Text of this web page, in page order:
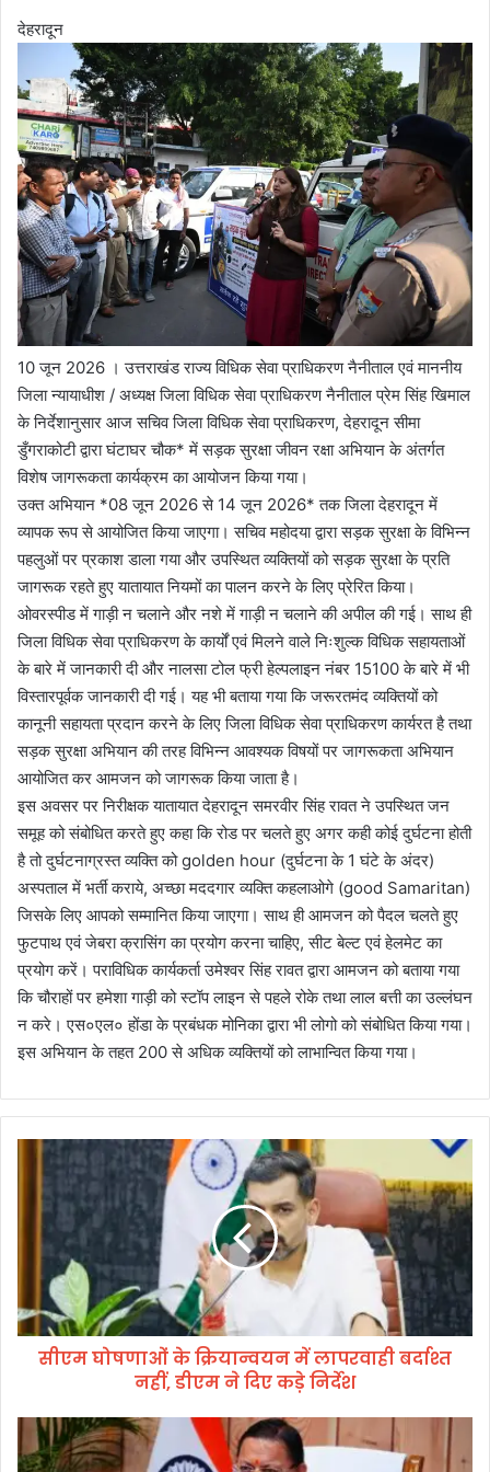
देहरादून
10 जून 2026 । उत्तराखंड राज्य विधिक सेवा प्राधिकरण नैनीताल एवं माननीय
जिला न्यायाधीश / अध्यक्ष जिला विधिक सेवा प्राधिकरण नैनीताल प्रेम सिंह खिमाल
के निर्देशानुसार आज सचिव जिला विधिक सेवा प्राधिकरण, देहरादून सीमा
डुँगराकोटी द्वारा घंटाघर चौक* में सड़क सुरक्षा जीवन रक्षा अभियान के अंतर्गत
विशेष जागरूकता कार्यक्रम का आयोजन किया गया।
उक्त अभियान *08 जून 2026 से 14 जून 2026* तक जिला देहरादून में
व्यापक रूप से आयोजित किया जाएगा। सचिव महोदया द्वारा सड़क सुरक्षा के विभिन्न
पहलुओं पर प्रकाश डाला गया और उपस्थित व्यक्तियों को सड़क सुरक्षा के प्रति
जागरूक रहते हुए यातायात नियमों का पालन करने के लिए प्रेरित किया।
ओवरस्पीड में गाड़ी न चलाने और नशे में गाड़ी न चलाने की अपील की गई। साथ ही
जिला विधिक सेवा प्राधिकरण के कार्यों एवं मिलने वाले निःशुल्क विधिक सहायताओं
के बारे में जानकारी दी और नालसा टोल फ्री हेल्पलाइन नंबर 15100 के बारे में भी
विस्तारपूर्वक जानकारी दी गई। यह भी बताया गया कि जरूरतमंद व्यक्तियों को
कानूनी सहायता प्रदान करने के लिए जिला विधिक सेवा प्राधिकरण कार्यरत है तथा
सड़क सुरक्षा अभियान की तरह विभिन्न आवश्यक विषयों पर जागरूकता अभियान
आयोजित कर आमजन को जागरूक किया जाता है।
इस अवसर पर निरीक्षक यातायात देहरादून समरवीर सिंह रावत ने उपस्थित जन
समूह को संबोधित करते हुए कहा कि रोड पर चलते हुए अगर कही कोई दुर्घटना होती
है तो दुर्घटनाग्रस्त व्यक्ति को golden hour (दुर्घटना के 1 घंटे के अंदर)
अस्पताल में भर्ती कराये, अच्छा मददगार व्यक्ति कहलाओगे (good Samaritan)
जिसके लिए आपको सम्मानित किया जाएगा। साथ ही आमजन को पैदल चलते हुए
फुटपाथ एवं जेबरा क्रासिंग का प्रयोग करना चाहिए, सीट बेल्ट एवं हेलमेट का
प्रयोग करें। पराविधिक कार्यकर्ता उमेश्वर सिंह रावत द्वारा आमजन को बताया गया
कि चौराहों पर हमेशा गाड़ी को स्टॉप लाइन से पहले रोके तथा लाल बत्ती का उल्लंघन
न करे। एस०एल० होंडा के प्रबंधक मोनिका द्वारा भी लोगो को संबोधित किया गया।
इस अभियान के तहत 200 से अधिक व्यक्तियों को लाभान्वित किया गया।
के
क्रि
सीएम घोषणाओं के क्रियान्वयन में लापरवाही बर्दाश्त
नहीं, डीएम ने दिए कड़े निर्देश
ख्य